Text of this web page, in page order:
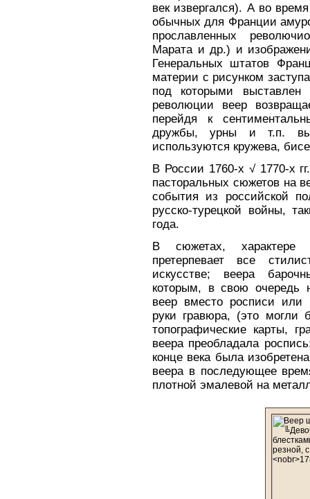
век извергался). А во
обычных для Франции
прославленных
Марата и др.) и
Генеральных штатов
материи с рисунком
под которыми
революции веер
перейдя к
дружбы, урны и т.п.
используются кружева,
В России 1760-х √ 1770-х
пасторальных сюжетов на
события из российской
русско-турецкой войны,
года.
В сюжетах, характере
претерпевает все
искусстве; веера
которым, в свою очередь
веер вместо росписи или
руки гравюра, (это могли
топографические карты,
веера преобладала
конце века была
веера в последующее
плотной эмалевой на